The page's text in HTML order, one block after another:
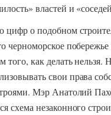
властей и
цифр о подобном
черноморское
того, как делать
свои права
Мэр Анатолий
схема незаконного